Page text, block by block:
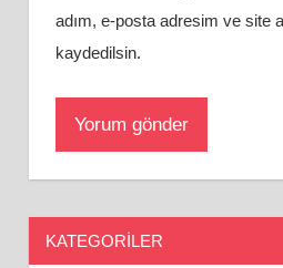
adım, e-posta adresim ve site
kaydedilsin.
KATEGORILER